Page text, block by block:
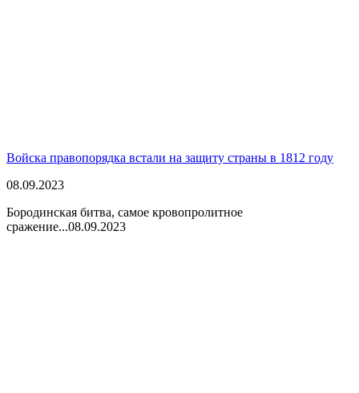
Войска правопорядка встали на защиту страны в 1812 году
08.09.2023
Бородинская битва, самое кровопролитное
сражение...08.09.2023